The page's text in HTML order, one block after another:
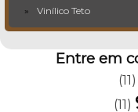
Vinílico Teto
Entre em
(11)
(11)